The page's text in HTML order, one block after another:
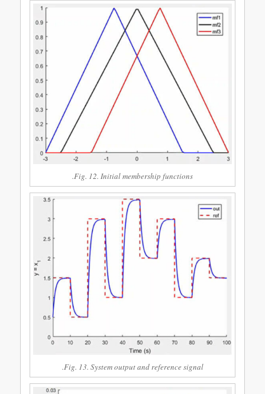
Fig. 12. Initial membership functions.
Fig. 13. System output and reference signal.